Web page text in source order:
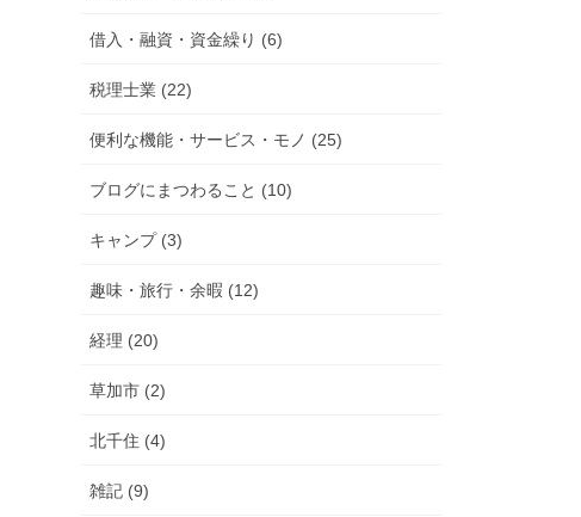
借入・融資・資金繰り (6)
税理士業 (22)
便利な機能・サービス・モノ (25)
ブログにまつわること (10)
キャンプ (3)
趣味・旅行・余暇 (12)
経理 (20)
草加市 (2)
北千住 (4)
雑記 (9)